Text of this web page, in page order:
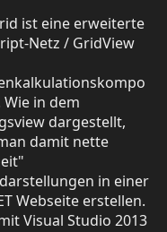
ist eine erweiterte
Netz / GridView
Wie in dem
dargestellt,
damit nette
in einer
Webseite erstellen.
Visual Studio 2013